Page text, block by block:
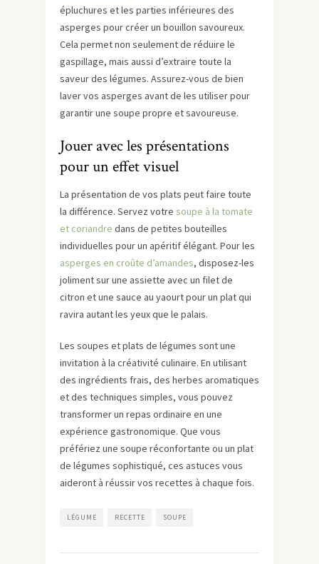
épluchures et les parties inférieures des
asperges pour créer un bouillon savoureux.
Cela permet non seulement de réduire le
gaspillage, mais aussi d’extraire toute la
saveur des légumes. Assurez-vous de bien
laver vos asperges avant de les utiliser pour
garantir une soupe propre et savoureuse.
Jouer avec les présentations
pour un effet visuel
La présentation de vos plats peut faire toute
la différence. Servez votre soupe à la tomate
et coriandre dans de petites bouteilles
individuelles pour un apéritif élégant. Pour les
asperges en croûte d’amandes, disposez-les
joliment sur une assiette avec un filet de
citron et une sauce au yaourt pour un plat qui
ravira autant les yeux que le palais.
Les soupes et plats de légumes sont une
invitation à la créativité culinaire. En utilisant
des ingrédients frais, des herbes aromatiques
et des techniques simples, vous pouvez
transformer un repas ordinaire en une
expérience gastronomique. Que vous
préfériez une soupe réconfortante ou un plat
de légumes sophistiqué, ces astuces vous
aideront à réussir vos recettes à chaque fois.
LÉGUME RECETTE SOUPE